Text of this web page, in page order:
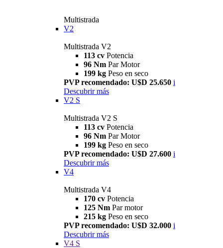
Multistrada
V2
Multistrada V2
113 cv Potencia
96 Nm Par Motor
199 kg Peso en seco
PVP recomendado: U$D 25.650 i
Descubrir más
V2 S
Multistrada V2 S
113 cv Potencia
96 Nm Par Motor
199 kg Peso en seco
PVP recomendado: U$D 27.600 i
Descubrir más
V4
Multistrada V4
170 cv Potencia
125 Nm Par motor
215 kg Peso en seco
PVP recomendado: U$D 32.000 i
Descubrir más
V4 S